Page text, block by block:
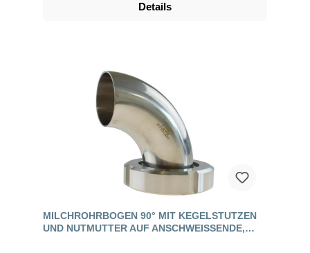
Details
MILCHROHRBOGEN 90° MIT KEGELSTUTZEN
UND NUTMUTTER AUF ANSCHWEISSENDE, E